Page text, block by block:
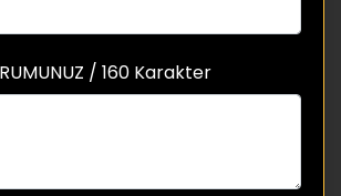
/ 160 Karakter